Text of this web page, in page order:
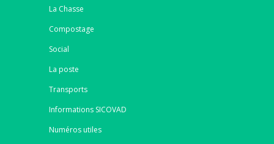
La Chasse
Compostage
Social
La poste
Transports
Informations SICOVAD
Numéros utiles